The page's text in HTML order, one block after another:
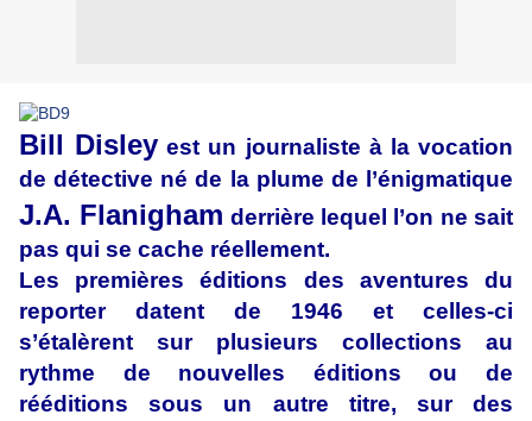
Bill Disley est un journaliste à la vocation
de détective né de la plume de l’énigmatique
J.A. Flanigham derrière lequel l’on ne sait
pas qui se cache réellement.
Les premières éditions des aventures du
reporter datent de 1946 et celles-ci
s’étalèrent sur plusieurs collections au
rythme de nouvelles éditions ou de
rééditions sous un autre titre, sur des